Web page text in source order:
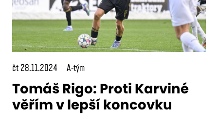
čt 28.11.2024 A-tým
Tomáš Rigo: Proti Karviné
věřím v lepší koncovku